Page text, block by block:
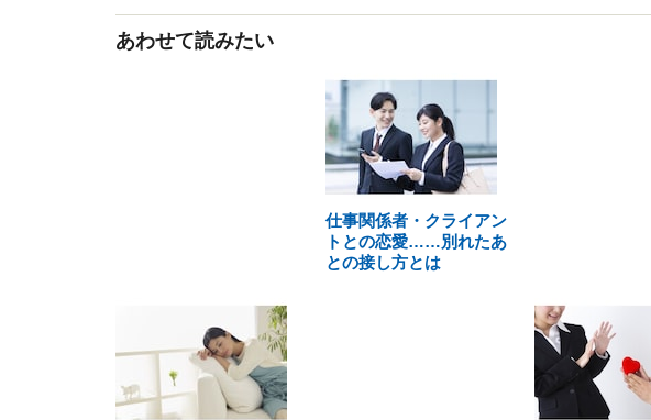
あわせて読みたい
仕事関係者・クライアン
トとの恋愛……別れたあ
との接し方とは